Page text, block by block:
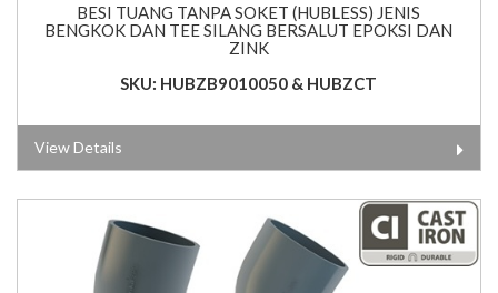
BESI TUANG TANPA SOKET (HUBLESS) JENIS
BENGKOK DAN TEE SILANG BERSALUT EPOKSI DAN
ZINK
SKU: HUBZB9010050 & HUBZCT
View Details